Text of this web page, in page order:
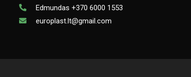
Edmundas +370 6000 1553
europlast.lt@gmail.com